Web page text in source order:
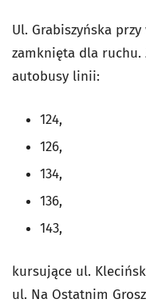
Ul. Grabiszyńska
zamknięta dla ruchu.
autobusy linii:
124,
126,
134,
136,
143,
kursujące ul.
ul. Na Ostatnim